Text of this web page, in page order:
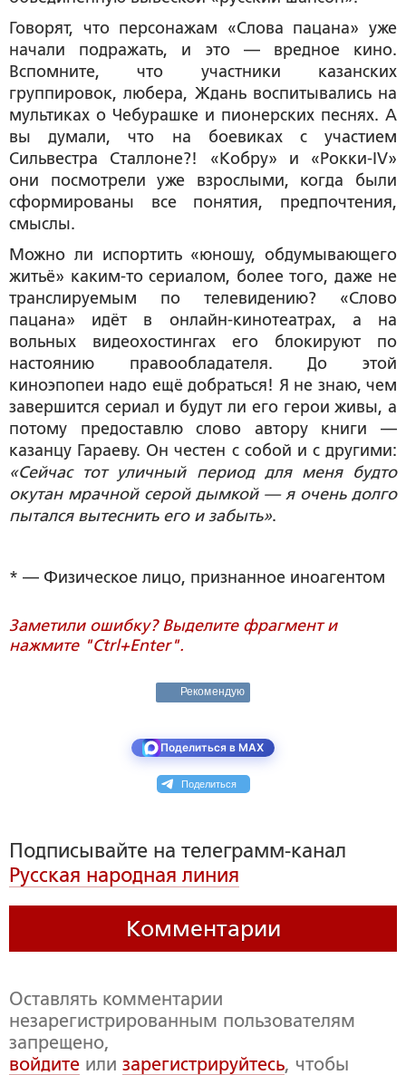
Говорят, что персонажам «Слова пацана» уже
начали подражать, и это — вредное кино.
Вспомните, что участники казанских
группировок, любера, Ждань воспитывались на
мультиках о Чебурашке и пионерских песнях. А
вы думали, что на боевиках с участием
Сильвестра Сталлоне?! «Кобру» и «Рокки-IV»
они посмотрели уже взрослыми, когда были
сформированы все понятия, предпочтения,
смыслы.
Можно ли испортить «юношу, обдумывающего
житьё» каким-то сериалом, более того, даже не
транслируемым по телевидению? «Слово
пацана» идёт в онлайн-кинотеатрах, а на
вольных видеохостингах его блокируют по
настоянию правообладателя. До этой
киноэпопеи надо ещё добраться! Я не знаю, чем
завершится сериал и будут ли его герои живы, а
потому предоставлю слово автору книги —
казанцу Гараеву. Он честен с собой и с другими:
«Сейчас тот уличный период для меня будто
окутан мрачной серой дымкой — я очень долго
пытался вытеснить его и забыть».
* — Физическое лицо, признанное иноагентом
Заметили ошибку? Выделите фрагмент и
нажмите "Ctrl+Enter".
Рекомендую
Поделиться в MAX
Поделиться
Подписывайте на телеграмм-канал
Русская народная линия
Комментарии
Оставлять комментарии
незарегистрированным пользователям
запрещено,
войдите или зарегистрируйтесь, чтобы